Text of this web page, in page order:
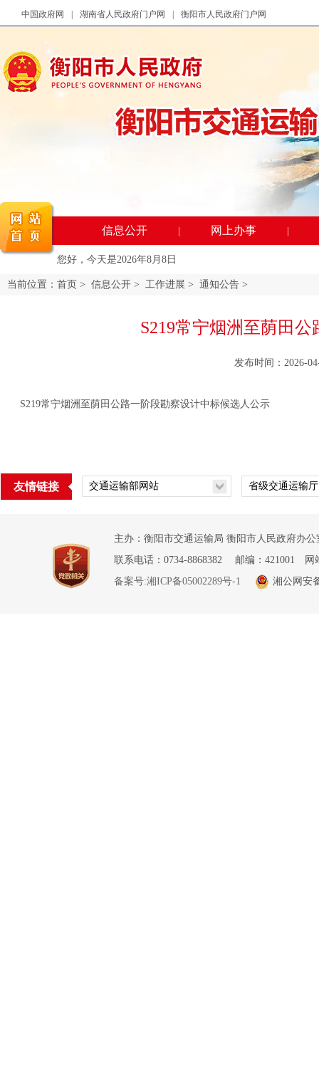
中国政府网 湖南省人民政府门户网 衡阳市人民政府门户网
信息公开 网上办事
您好，今天是2026年8月8日
当前位置： 首页 > 信息公开 > 工作进展 > 通知公告 >
S219常宁烟洲至荫田
发布时间：2026-
S219常宁烟洲至荫田公路一阶段勘察设计中标候选人公示
友情链接
主办：衡阳市交通运输局 衡阳市人民政府办
联系电话：0734-8868382 邮编：421001 网
备案号:湘ICP备05002289号-1
湘公网安